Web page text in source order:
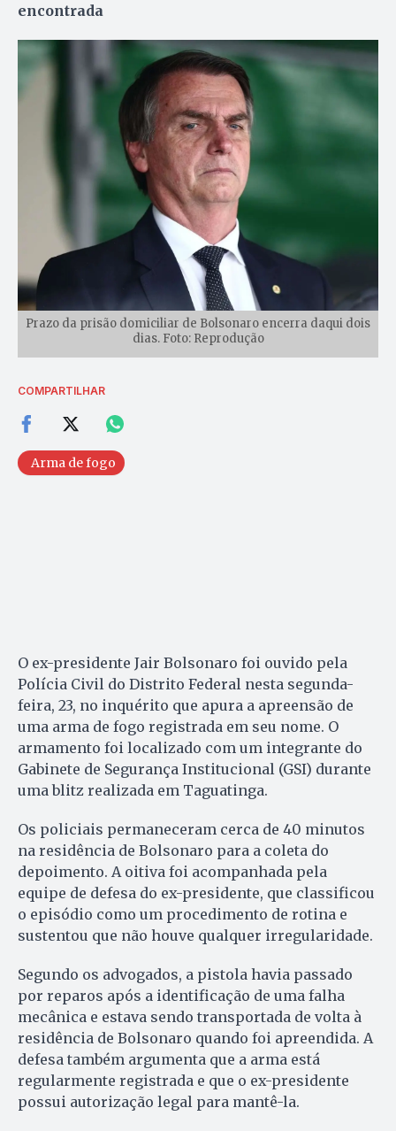
encontrada
Prazo da prisão domiciliar de Bolsonaro encerra daqui dois
dias. Foto: Reprodução
COMPARTILHAR
Arma de fogo
O ex-presidente Jair Bolsonaro foi ouvido pela
Polícia Civil do Distrito Federal nesta segunda-
feira, 23, no inquérito que apura a apreensão de
uma arma de fogo registrada em seu nome. O
armamento foi localizado com um integrante do
Gabinete de Segurança Institucional (GSI) durante
uma blitz realizada em Taguatinga.
Os policiais permaneceram cerca de 40 minutos
na residência de Bolsonaro para a coleta do
depoimento. A oitiva foi acompanhada pela
equipe de defesa do ex-presidente, que classificou
o episódio como um procedimento de rotina e
sustentou que não houve qualquer irregularidade.
Segundo os advogados, a pistola havia passado
por reparos após a identificação de uma falha
mecânica e estava sendo transportada de volta à
residência de Bolsonaro quando foi apreendida. A
defesa também argumenta que a arma está
regularmente registrada e que o ex-presidente
possui autorização legal para mantê-la.